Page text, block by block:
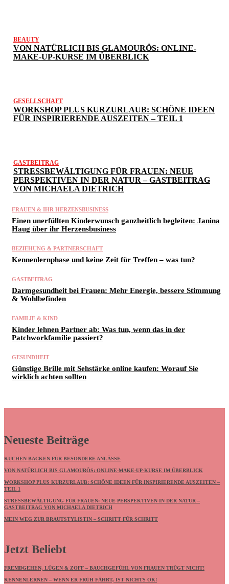
BEAUTY
VON NATÜRLICH BIS GLAMOURÖS: ONLINE-
MAKE-UP-KURSE IM ÜBERBLICK
GESELLSCHAFT
WORKSHOP PLUS KURZURLAUB: SCHÖNE IDEEN
FÜR INSPIRIERENDE AUSZEITEN – TEIL 1
GASTBEITRAG
STRESSBEWÄLTIGUNG FÜR FRAUEN: NEUE
PERSPEKTIVEN IN DER NATUR – GASTBEITRAG
VON MICHAELA DIETRICH
FRAUEN & IHR HERZENSBUSINESS
Einen unerfüllten Kinderwunsch ganzheitlich begleiten: Janina
Haug über ihr Herzensbusiness
BEZIEHUNG & PARTNERSCHAFT
Kennenlernphase und keine Zeit für Treffen – was tun?
GASTBEITRAG
Darmgesundheit bei Frauen: Mehr Energie, bessere Stimmung
& Wohlbefinden
FAMILIE & KIND
Kinder lehnen Partner ab: Was tun, wenn das in der
Patchworkfamilie passiert?
GESUNDHEIT
Günstige Brille mit Sehstärke online kaufen: Worauf Sie
wirklich achten sollten
Neueste Beiträge
KUCHEN BACKEN FÜR BESONDERE ANLÄSSE
VON NATÜRLICH BIS GLAMOURÖS: ONLINE-MAKE-UP-KURSE IM ÜBERBLICK
WORKSHOP PLUS KURZURLAUB: SCHÖNE IDEEN FÜR INSPIRIERENDE AUSZEITEN –
TEIL 1
STRESSBEWÄLTIGUNG FÜR FRAUEN: NEUE PERSPEKTIVEN IN DER NATUR –
GASTBEITRAG VON MICHAELA DIETRICH
MEIN WEG ZUR BRAUTSTYLISTIN – SCHRITT FÜR SCHRITT
Jetzt Beliebt
FREMDGEHEN, LÜGEN & ZOFF – BAUCHGEFÜHL VON FRAUEN TRÜGT NICHT!
KENNENLERNEN – WENN ER FRÜH FÄHRT, IST NICHTS OK!